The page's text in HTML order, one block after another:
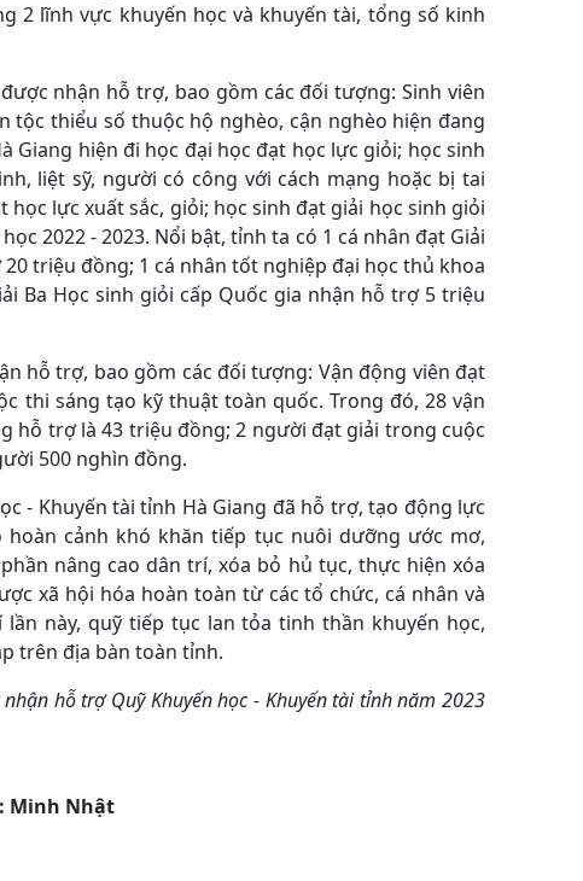
lĩnh vực khuyến học và khuyến tài, tổng số kinh
nhận hỗ trợ, bao gồm các đối tượng: Sinh viên
tộc thiểu số thuộc hộ nghèo, cận nghèo hiện đang
Giang hiện đi học đại học đạt học lực giỏi; học sinh
liệt sỹ, người có công với cách mạng hoặc bị tai
lực xuất sắc, giỏi; học sinh đạt giải học sinh giỏi
2022 - 2023. Nổi bật, tỉnh ta có 1 cá nhân đạt Giải
triệu đồng; 1 cá nhân tốt nghiệp đại học thủ khoa
Ba Học sinh giỏi cấp Quốc gia nhận hỗ trợ 5 triệu
hỗ trợ, bao gồm các đối tượng: Vận động viên đạt
thi sáng tạo kỹ thuật toàn quốc. Trong đó, 28 vận
hỗ trợ là 43 triệu đồng; 2 người đạt giải trong cuộc
500 nghìn đồng.
- Khuyến tài tỉnh Hà Giang đã hỗ trợ, tạo động lực
hoàn cảnh khó khăn tiếp tục nuôi dưỡng ước mơ,
nâng cao dân trí, xóa bỏ hủ tục, thực hiện xóa
xã hội hóa hoàn toàn từ các tổ chức, cá nhân và
này, quỹ tiếp tục lan tỏa tinh thần khuyến học,
trên địa bàn toàn tỉnh.
hỗ trợ Quỹ Khuyến học - Khuyến tài tỉnh năm 2023
Minh Nhật